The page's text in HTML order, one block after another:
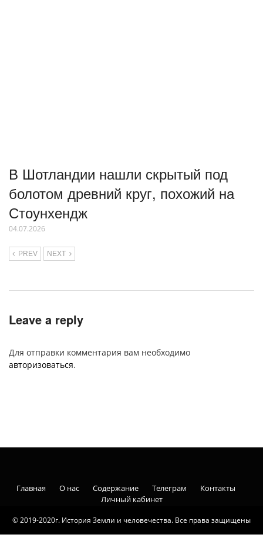
В Шотландии нашли скрытый под
болотом древний круг, похожий на
Стоунхендж
04.07.2026
PREV NEXT
Leave a reply
Для отправки комментария вам необходимо
авторизоваться.
© 2019-2020г. История Земли и человечества. Все права защищены
Главная О нас Содержание Телеграм
Контакты
Личный кабинет